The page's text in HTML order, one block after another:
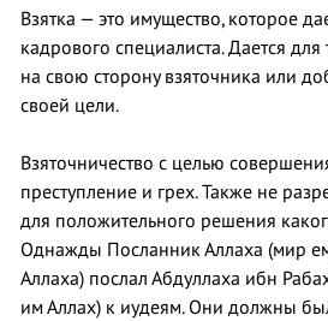
Взятка — это имущество, которое
кадрового специалиста. Дается
на свою сторону взяточника или
своей цели.
Взяточничество с целью
преступление и грех. Также не
для положительного решения
Однажды Посланник Аллаха (мир
Аллаха) послал Абдуллаха ибн
им Аллах) к иудеям. Они должны